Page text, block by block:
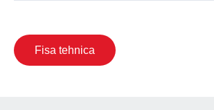
Fisa tehnica